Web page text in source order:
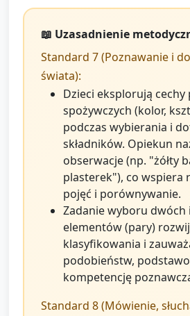
📖 Uzasadnienie
Standard 7 (Poznawanie i
świata):
Dzieci eksplorują
spożywczych (kolor,
podczas wybierania i
składników. Opiekun
obserwacje (np. "żółty
plasterek"), co wspiera
pojęć i porównywanie.
Zadanie wyboru dwóch
elementów (pary)
klasyfikowania i
podobieństw,
kompetencję
Standard 8 (Mówienie,